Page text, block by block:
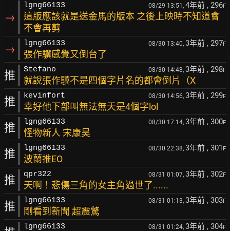
→
lgng66133 08/29 13:51, 4年前 , 296F
這版應該就是送金馬的版本 之後上映時不知道會
不會再剪
→ lgng66133 08/30 13:40, 3年前 , 297F
張作驥感覺又倒台了
推 Stefano 08/30 14:48, 3年前 , 298F
就說張作驥不是四個字片名的都會倒片（X
推 kevinfort 08/30 14:56, 3年前 , 299F
幸好他下部叫無法無天是4個字lol
推 lgng66133 08/30 17:14, 3年前 , 300F
怪物新人 宋康昊
推 lgng66133 08/30 22:38, 3年前 , 301 F
波蘭推EO
推 qpr322 08/31 01:07, 3年前 , 302F
天啊！悲傷三角的女主角過世了......
推 lgng66133 08/31 01:13, 3年前 , 303F
剛看到新聞 超震驚
lgng66133 08/31 01:24, 3年前 , 304F